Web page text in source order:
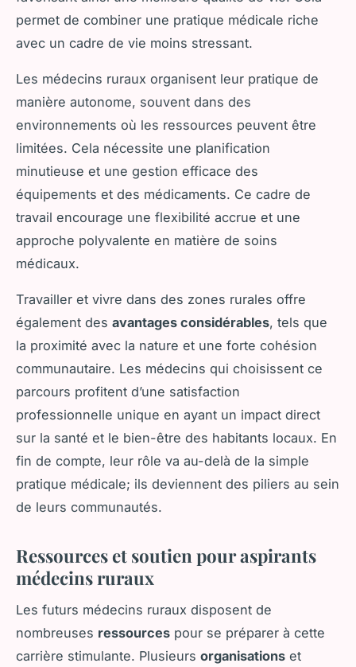
permet de combiner une pratique médicale riche
avec un cadre de vie moins stressant.
Les médecins ruraux organisent leur pratique de
manière autonome, souvent dans des
environnements où les ressources peuvent être
limitées. Cela nécessite une planification
minutieuse et une gestion efficace des
équipements et des médicaments. Ce cadre de
travail encourage une flexibilité accrue et une
approche polyvalente en matière de soins
médicaux.
Travailler et vivre dans des zones rurales offre
également des avantages considérables, tels que
la proximité avec la nature et une forte cohésion
communautaire. Les médecins qui choisissent ce
parcours profitent d’une satisfaction
professionnelle unique en ayant un impact direct
sur la santé et le bien-être des habitants locaux. En
fin de compte, leur rôle va au-delà de la simple
pratique médicale; ils deviennent des piliers au sein
de leurs communautés.
Ressources et soutien pour aspirants
médecins ruraux
Les futurs médecins ruraux disposent de
nombreuses ressources pour se préparer à cette
carrière stimulante. Plusieurs organisations et